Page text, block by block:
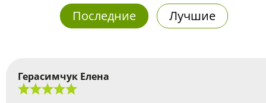
Последние Лучшие
Герасимчук Елена